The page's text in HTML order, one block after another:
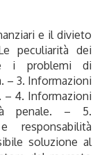
e il divieto
peculiarità dei
i problemi di
– 3. Informazioni
– 4. Informazioni
penale. – 5.
soluzione al